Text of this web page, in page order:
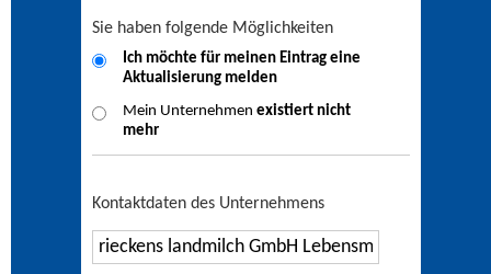
Sie haben folgende Möglichkeiten
Ich möchte für meinen Eintrag eine
Aktualisierung melden
Mein Unternehmen existiert nicht
mehr
Kontaktdaten des Unternehmens